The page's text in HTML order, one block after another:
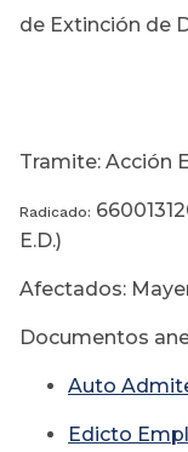
de Extinción de
Tramite: Acción
Radicado:
E.D.)
Afectados:
Documentos
Auto
Edicto